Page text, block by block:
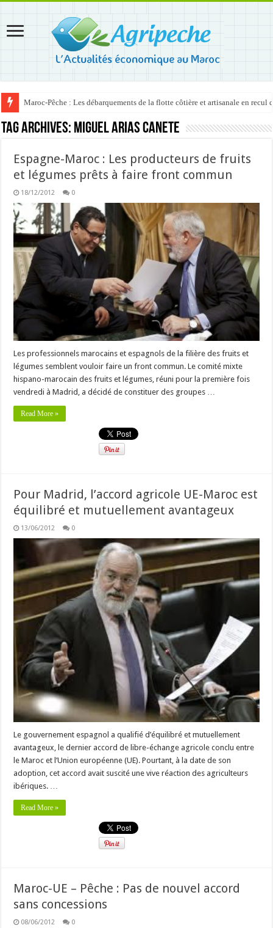
Maroc-Pêche : Les débarquements de la flotte côtière et artisanale en recul
Tag Archives: Miguel Arias Canete
Espagne-Maroc : Les producteurs de fruits
et légumes prêts à faire front commun
18/12/2012 0
Les professionnels marocains et espagnols de la filière des fruits et
légumes semblent vouloir faire un front commun. Le comité mixte
hispano-marocain des fruits et légumes, réuni pour la première fois
vendredi à Madrid, a décidé de constituer des groupes …
Read More »
Pour Madrid, l’accord agricole UE-Maroc est
équilibré et mutuellement avantageux
13/06/2012 0
Le gouvernement espagnol a qualifié d’équilibré et mutuellement
avantageux, le dernier accord de libre-échange agricole conclu entre
le Maroc et l’Union européenne (UE). Pourtant, à la date de son
adoption, cet accord avait suscité une vive réaction des agriculteurs
ibériques. …
Read More »
Maroc-UE – Pêche : Pas de nouvel accord
sans concessions
08/06/2012 0